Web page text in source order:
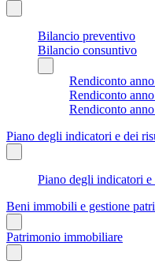
Bilancio preventivo
Bilancio consuntivo
Rendiconto
Rendiconto
Rendiconto
Piano degli indicatori e dei
Piano degli indicatori
Beni immobili e gestione
Patrimonio immobiliare